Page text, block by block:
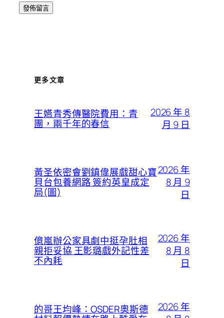
更多文章
王嬿青秀傳醫院費用：青
團，兩千年的春信
2026 年 8
月 9 日
黃圣依密會劉鎮偉展戲甜心寶
貝台包養網路 簽約英皇成定
局(圖)
2026 年
8 月 9
日
億嵐辦公家具劇中挺孕肚相
親拒妥協 王影璐戲外記性差
不內耗
2026 年
8 月 8
日
的哥王均峰：OSDER奧斯德
2026 年